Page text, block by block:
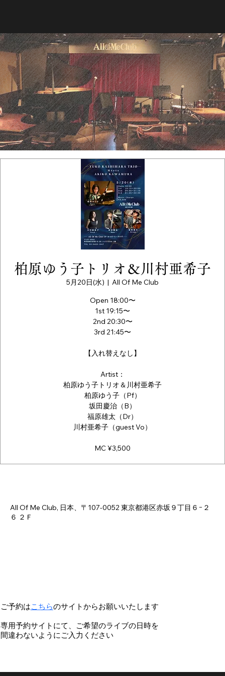
ご予約はこちらのサイトからお願いいたします
専用予約サイトにて、ご希望のライブの日時を
間違わないようにご入力ください
柏原ゆう子トリオ＆川村亜希子
5月20日(水)
  |
All Of Me Club
Open 18:00〜
1st 19:15〜
2nd 20:30〜
3rd 21:45〜
【入れ替えなし】
Artist：
柏原ゆう子トリオ＆川村亜希子
柏原ゆう子（Pf）
坂田慶治（B）
福原雄太（Dr）
川村亜希子（guest Vo）
MC ¥3,500
All Of Me Club, 日本、〒107-0052 東京都港区赤坂９丁目６−２
６ ２Ｆ